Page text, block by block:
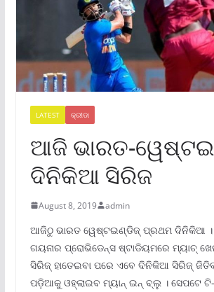
LATEST କ୍ରୀଡା
ଆଜି ଭାରତ-
ଦିନିକିଆ ସିରିଜ
August 8, 2019 admin
ଆଜିଠୁ ଭାରତ ୱେଷ୍ଟଇଣ୍ଡିଜ୍‌ ପ୍ରଥମ ଦିନିକିଆ ।
ଗୟନାର ପ୍ରୋଭିଡେନ୍ସ ଷ୍ଟାଡିୟମରେ ମ୍ୟାଚ୍‌
ସିରିଜ୍‌ ହାତେଇବା ପରେ ଏବେ ଦିନିକିଆ ସିରିଜ୍‌
ପଡ଼ିଆକୁ ଓହ୍ଲାଇବ ମ୍ୟାନ୍‌ ଇନ୍‌ ବ୍ଲୁ । ସେପଟେ